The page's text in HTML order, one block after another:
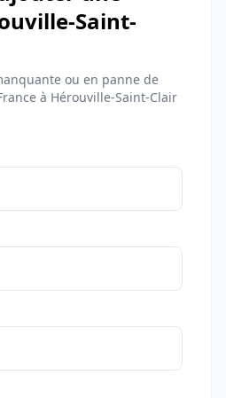
Saint-
ou en panne de
à Hérouville-Saint-Clair